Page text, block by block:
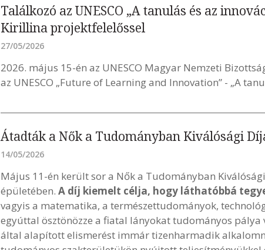
Találkozó az UNESCO „A tanulás és az
Kirillina projektfelelőssel
27/05/2026
2026. május 15-én az UNESCO Magyar Nemzeti
az UNESCO „Future of Learning and Innovation” - „A
Átadták a Nők a Tudományban Kiválósági
14/05/2026
Május 11-én került sor a Nők a Tudományban
épületében. A díj kiemelt célja, hogy láthatóbbá
vagyis a matematika, a természettudományok,
egyúttal ösztönözze a fiatal lányokat tudományos
által alapított elismerést immár tizenharmadik